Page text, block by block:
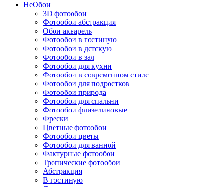
НеОбои
3D фотообои
Фотообои абстракция
Обои акварель
Фотообои в гостиную
Фотообои в детскую
Фотообои в зал
Фотообои для кухни
Фотообои в современном стиле
Фотообои для подростков
Фотообои природа
Фотообои для спальни
Фотообои флизелиновые
Фрески
Цветные фотообои
Фотообои цветы
Фотообои для ванной
Фактурные фотообои
Тропические фотообои
Абстракция
В гостиную